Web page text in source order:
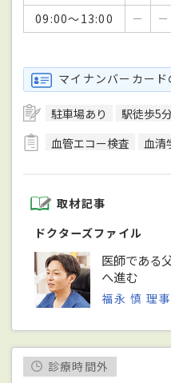
09:00～13:00
－ －
マイナンバーカー
駐車場あり 駅徒歩5
血管エコー検査
血清
取材記事
ドクターズファイル
医師である
へ進む
福永 慎 理
診療時間外